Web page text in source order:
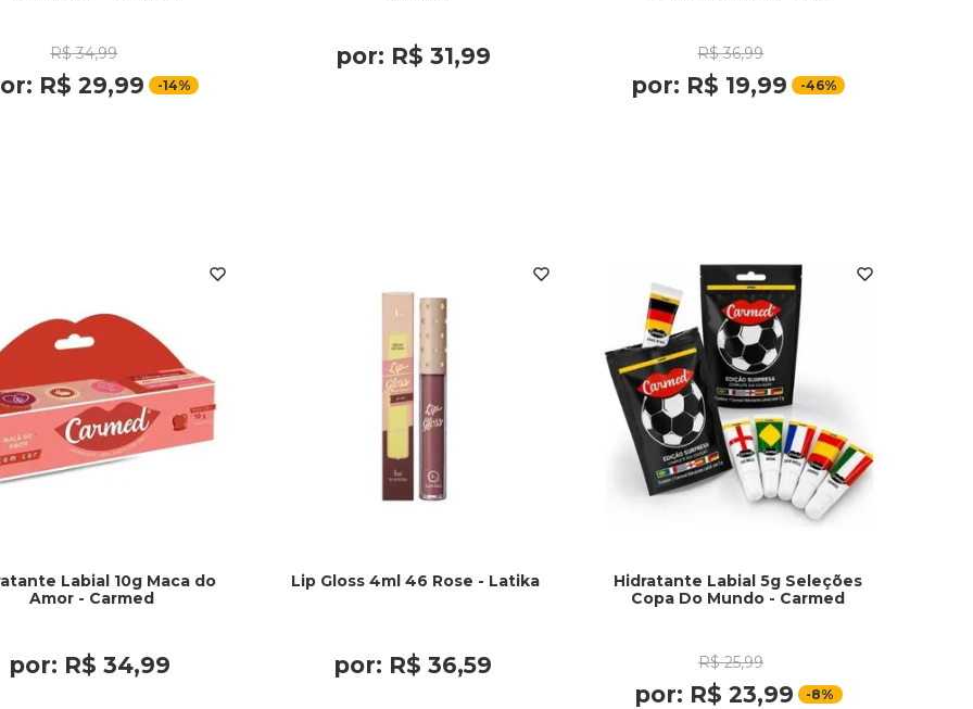
R$ 34,99
R$ 29,99 -14%
por: R$ 31,99 R$ 36,99
por: R$ 19,99 -46%
Labial 10g Maca do
Amor - Carmed
por: R$ 34,99
Lip Gloss 4ml 46 Rose - Latika
por: R$ 36,59
Hidratante Labial 5g Seleções
Copa Do Mundo - Carmed
R$ 25,99
por: R$ 23,99 -8%